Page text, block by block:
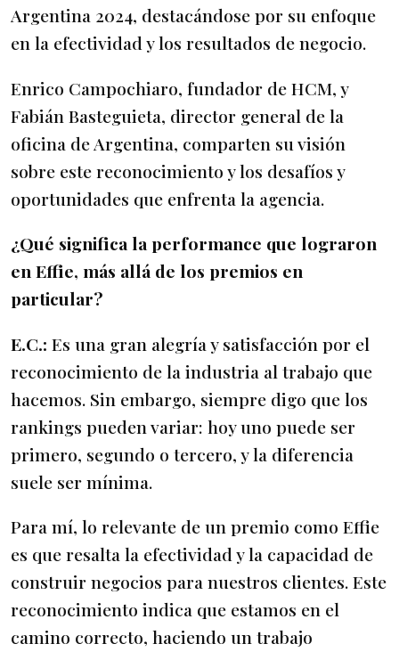
Argentina 2024, destacándose por su enfoque
en la efectividad y los resultados de negocio.
Enrico Campochiaro, fundador de HCM, y
Fabián Basteguieta, director general de la
oficina de Argentina, comparten su visión
sobre este reconocimiento y los desafíos y
oportunidades que enfrenta la agencia.
¿Qué significa la performance que lograron
en Effie, más allá de los premios en
particular?
E.C.: Es una gran alegría y satisfacción por el
reconocimiento de la industria al trabajo que
hacemos. Sin embargo, siempre digo que los
rankings pueden variar: hoy uno puede ser
primero, segundo o tercero, y la diferencia
suele ser mínima.
Para mí, lo relevante de un premio como Effie
es que resalta la efectividad y la capacidad de
construir negocios para nuestros clientes. Este
reconocimiento indica que estamos en el
camino correcto, haciendo un trabajo